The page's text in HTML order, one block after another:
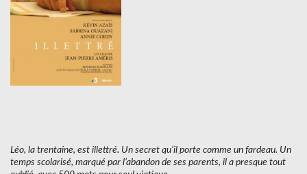
Léo, la trentaine, est illettré. Un secret qu’il porte comme un fardeau. Un
temps scolarisé, marqué par l’abandon de ses parents, il a presque tout